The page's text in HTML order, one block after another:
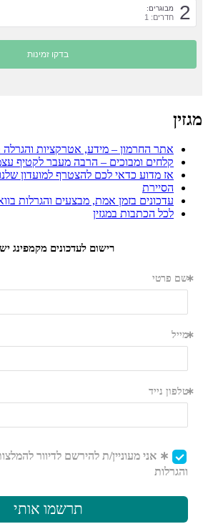
2 מבוגרים:
חדרים: 1
מגזין
אתר החרמון – מידע, אטרקציות והגרלה
קלחים ומבוכים – הרבה מעבר לקטיף
אז מדוע כדאי לכם להצטרף למועדון
הסיירת
עדכונים בזמן אמת, מבצעים והגרלות
לכל הכתבות במגזין